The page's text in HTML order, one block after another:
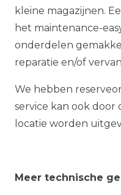
kleine magazijnen.
het maintenance-
onderdelen
reparatie en/of
We hebben
service kan ook
locatie worden
Meer technische